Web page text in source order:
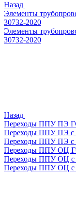
Назад
Элементы
30732-2020
Элементы
30732-2020
Назад
Переходы ППУ ПЭ
Переходы ППУ ПЭ с
Переходы ППУ ПЭ
Переходы ППУ ОЦ
Переходы ППУ ОЦ
Переходы ППУ ОЦ